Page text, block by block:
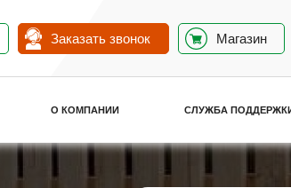
Заказать звонок Магазин
О КОМПАНИИ СЛУЖБА